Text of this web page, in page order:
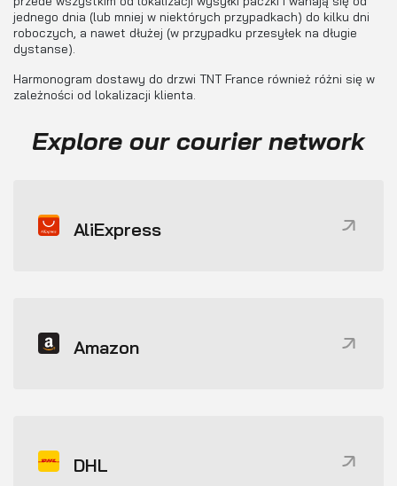
jednego dnia (lub mniej w niektórych przypadkach) do kilku dni
roboczych, a nawet dłużej (w przypadku przesyłek na długie
dystanse).
Harmonogram dostawy do drzwi TNT France również różni się w
zależności od lokalizacji klienta.
Explore our courier network
AliExpress
Amazon
DHL